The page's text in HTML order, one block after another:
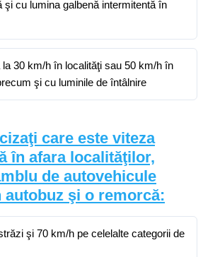
şi cu lumina galbenă intermitentă în
30 km/h în localităţi sau 50 km/h în
şi cu luminile de întâlnire
care este viteza
în afara localităţilor,
de autovehicule
şi o remorcă:
şi 70 km/h pe celelalte categorii de